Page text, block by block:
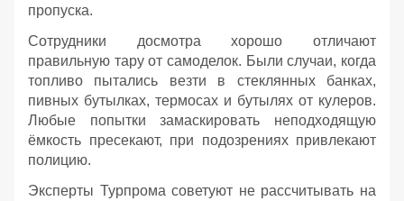
пропуска.
Сотрудники досмотра хорошо отличают
правильную тару от самоделок. Были случаи, когда
топливо пытались везти в стеклянных банках,
пивных бутылках, термосах и бутылях от кулеров.
Любые попытки замаскировать неподходящую
ёмкость пресекают, при подозрениях привлекают
полицию.
Эксперты Турпрома советуют не рассчитывать на